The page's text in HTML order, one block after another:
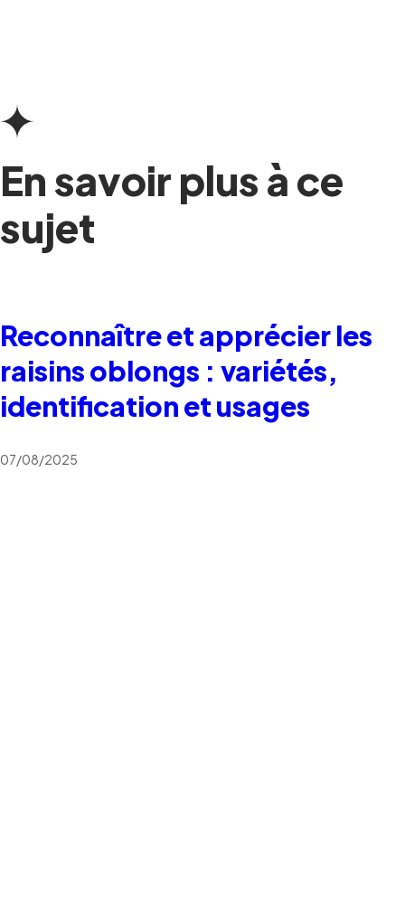
En savoir plus à ce
sujet
Reconnaître et apprécier les
raisins oblongs : variétés,
identification et usages
07/08/2025